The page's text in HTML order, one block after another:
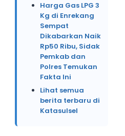
Harga Gas LPG 3
Kg di Enrekang
Sempat
Dikabarkan Naik
Rp50 Ribu, Sidak
Pemkab dan
Polres Temukan
Fakta Ini
Lihat semua
berita terbaru di
Katasulsel